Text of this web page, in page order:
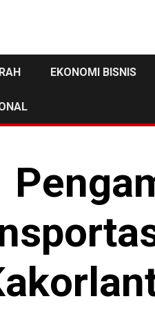
EKONOMI BISNIS